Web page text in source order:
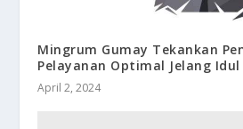
Mingrum Gumay Tekankan
Pelayanan Optimal Jelang Idul
April 2, 2024